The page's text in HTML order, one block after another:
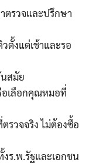
ตรวจและปรึกษา
ตั้งแต่เช้าและรอ
สมัย
อเลือกคุณหมอที่
รวจจริง ไม่ต้องซื้อ
ร.พ.รัฐและเอกชน